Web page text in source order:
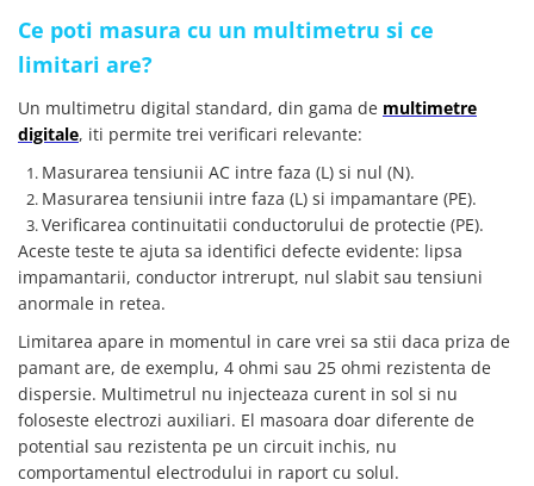
Aparate de Sudura in Puncte
Microscoape Digitale
Osciloscoape Digitale
Generatoare de Semnal
Surse de Laborator
Statii de Lipit
Letcon
Accesorii pentru Lipit
Surubelnite de Precizie
Kituri Electronice
Placi de Dezvoltare
Placi de Expansiune
Module Electronice
Ce poti masura cu un multimetru si ce
limitari are?
Un multimetru digital standard, din gama de multimetre
digitale, iti permite trei verificari relevante:
Masurarea tensiunii AC intre faza (L) si nul (N).
Masurarea tensiunii intre faza (L) si impamantare (PE).
Verificarea continuitatii conductorului de protectie (PE).
Aceste teste te ajuta sa identifici defecte evidente: lipsa
impamantarii, conductor intrerupt, nul slabit sau tensiuni
anormale in retea.
Limitarea apare in momentul in care vrei sa stii daca priza de
pamant are, de exemplu, 4 ohmi sau 25 ohmi rezistenta de
dispersie. Multimetrul nu injecteaza curent in sol si nu
foloseste electrozi auxiliari. El masoara doar diferente de
potential sau rezistenta pe un circuit inchis, nu
comportamentul electrodului in raport cu solul.